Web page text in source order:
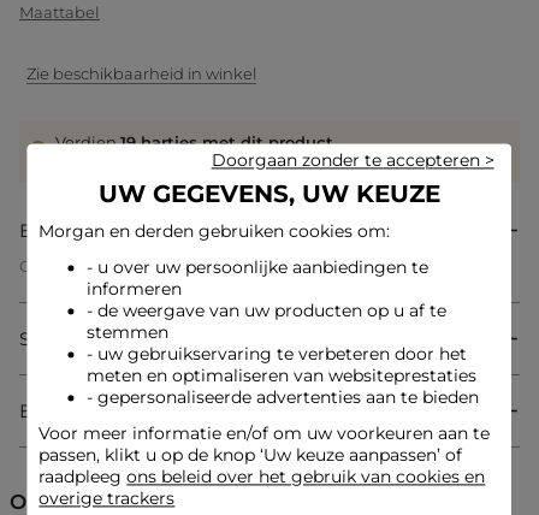
Maattabel
Zie beschikbaarheid in winkel
Verdien19 hartjes met dit product
Beschrijving
Geribbeld T-shirt met lange mouwen
rechte snede
Ronde hals
Lange mouwen
Geribbeld effect
Sierknopen op de schouders
Verzamelde schouders
Het model is 1m75 lang en draagt maat S/36
Maatadvies: kies uw gebruikelijke maat
Referentie: 32536300962390100 232-TMAGIE
Categorie :T-shirts lange mouwen vrouw
Samenstelling & onderhoud
Bezorging & Retourzending
Ontdek ook
UW GEGEVENS, UW KEUZE
Morgan en derden gebruiken cookies om:
- u over uw persoonlijke aanbiedingen te
informeren
- de weergave van uw producten op u af te
stemmen
- uw gebruikservaring te verbeteren door het
meten en optimaliseren van websiteprestaties
- gepersonaliseerde advertenties aan te bieden
Voor meer informatie en/of om uw voorkeuren aan te
passen, klikt u op de knop ‘Uw keuze aanpassen’ of
raadpleegons beleid over het gebruik van cookies en
overige trackers
Doorgaan zonder te accepteren >